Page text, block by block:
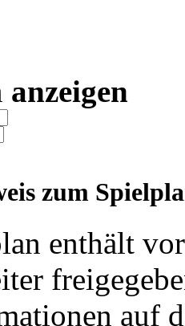
anzeigen
zum
enthält
auf